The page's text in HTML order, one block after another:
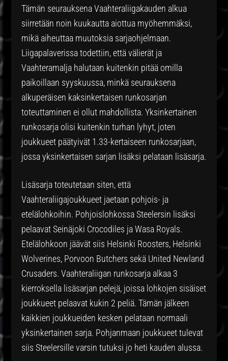
Tämän seurauksena Vaahteraliigakauden alkua
siirretään noin kuukautta aiottua myöhemmäksi,
mikä aiheuttaa muutoksia sarjaohjelmaan.
Liigapalaverissa todettiin, että välierät ja
Vaahteramalja halutaan kuitenkin pitää omilla
paikoillaan syyskuussa, minkä seurauksena
alkuperäisen kaksinkertaisen runkosarjan
toteuttaminen ei ollut mahdollista. Yksinkertainen
runkosarja olisi kuitenkin turhan lyhyt, joten
joukkueet päätyivät 1.33-kertaiseen runkosarjaan,
jossa yksinkertaisen sarjan lisäksi pelataan lisäsarja.
Lisäsarja toteutetaan siten, että
Vaahteraliigajoukkueet jaetaan pohjois- ja
etelälohkoihin. Pohjoislohkossa Steelersin lisäksi
pelaavat Seinäjoki Crocodiles ja Wasa Royals.
Etelälohkoon jäävät siis Helsinki Roosters, Helsinki
Wolverines, Porvoon Butchers sekä United Newland
Crusaders. Vaahteraliigan runkosarja alkaa 3
kierroksella lisäsarjan pelejä, joissa lohkojen sisäiset
joukkueet pelaavat kukin 2 peliä. Tämän jälkeen
kaikkien joukkueiden kesken pelataan normaali
yksinkertainen sarja. Pohjanmaan joukkueet tulevat
siis Steelersille varsin tutuksi jo heti kauden alussa.